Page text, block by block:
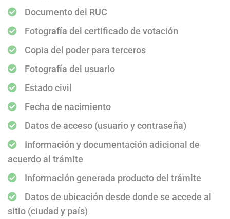
Documento del RUC
Fotografía del certificado de votación
Copia del poder para terceros
Fotografía del usuario
Estado civil
Fecha de nacimiento
Datos de acceso (usuario y contraseña)
Información y documentación adicional de
acuerdo al trámite
Información generada producto del trámite
Datos de ubicación desde donde se accede al
sitio (ciudad y país)